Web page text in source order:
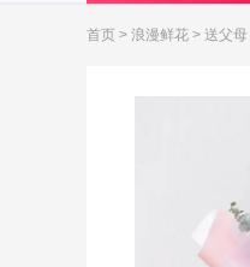
首页 > 浪漫鲜花 > 送父母